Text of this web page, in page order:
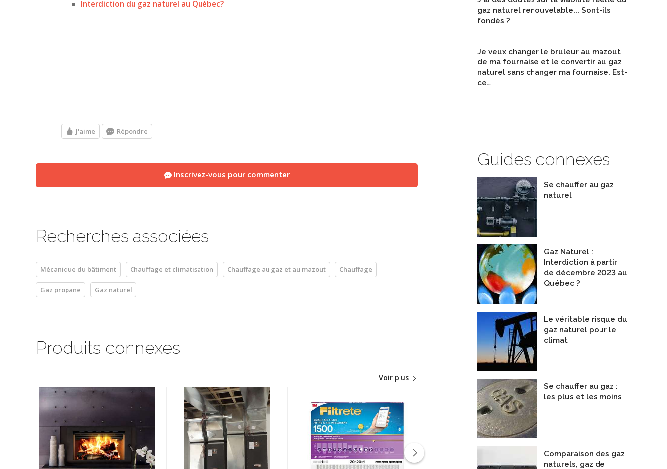
gaz naturel renouvelable... Sont-ils
fondés ?
Je veux changer le bruleur au mazout
de ma fournaise et le convertir au gaz
naturel sans changer ma fournaise. Est-
ce…
Guides connexes
Se chauffer au gaz
naturel
Gaz Naturel :
Interdiction à partir
de décembre 2023 au
Québec ?
Le véritable risque du
gaz naturel pour le
climat
Se chauffer au gaz :
les plus et les moins
Comparaison des gaz
naturels, gaz de
Interdiction du gaz naturel au Québec?
J'aime Répondre
Inscrivez-vous pour commenter
Recherches associées
Mécanique du bâtiment Chauffage et climatisation Chauffage au gaz et au mazout Chauffage
Gaz propane Gaz naturel
Produits connexes
Voir plus